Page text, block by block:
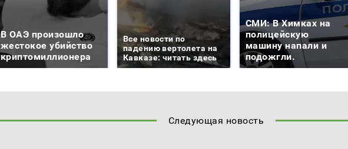
В ОАЭ произошло
жестокое убийство
криптомиллионера
Все новости по
падению вертолета на
Кавказе: читать здесь
СМИ: В Химках на
полицейскую
машину напали и
подожгли.
Следующая новость